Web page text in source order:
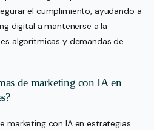
el cumplimiento, ayudando a
digital a mantenerse a la
algorítmicas y demandas de
de marketing con IA en
marketing con IA en estrategias